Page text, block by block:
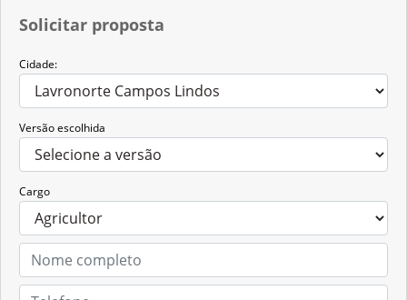
Solicitar proposta
Cidade:
Versão escolhida
Cargo